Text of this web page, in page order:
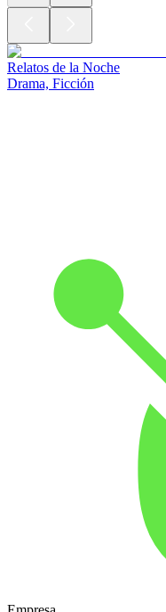
Relatos de la Noche
Drama, Ficción